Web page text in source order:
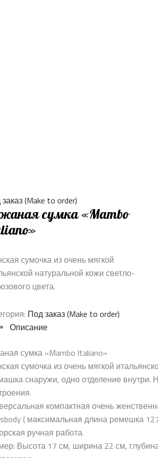
(Make to order)
сумка «Mambo
сумочка из очень мягкой
натуральной кожи светло-
цвета.
Под заказ (Make to order)
Описание
сумка «Mambo Italiano»
сумочка из очень мягкой
снаружи, одно отделение внутри.
компактная очень
( максимальная длина ремешка
ручная работа.
Высота 17 см, ширина 22 см,